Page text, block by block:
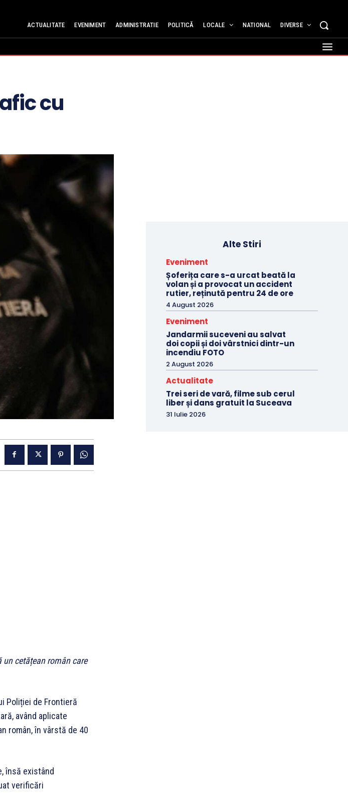
ACTUALITATE EVENIMENT ADMINISTRATIE POLITICĂ LOCALE NATIONAL DIVERSE
cu
cetățean român care
Poliției de Frontieră
având aplicate
român, în vârstă de 40
însă existând
verificări
Alte Stiri
Eveniment
Șoferița care s-a urcat beată la
volan și a provocat un accident
rutier, reținută pentru 24 de ore
4 August 2026
Eveniment
Jandarmii suceveni au salvat
doi copii și doi vârstnici dintr-un
incendiu FOTO
2 August 2026
Actualitate
Trei seri de vară, filme sub cerul
liber și dans gratuit la Suceava
31 Iulie 2026